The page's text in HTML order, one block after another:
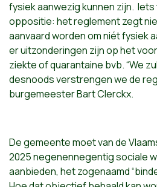
fysiek aanwezig kunnen zijn.
oppositie: het reglement zegt
aanvaard worden om niét fysiek
er uitzonderingen zijn op het
ziekte of quarantaine bvb. “We
desnoods verstrengen we de
burgemeester Bart Clerckx.
De gemeente moet van de
2025 negenennegentig sociale
aanbieden, het zogenaamd